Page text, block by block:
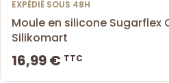
EXPÉDIÉ SOUS 48H
Moule en silicone Sugarflex
Silikomart
16,99 € TTC